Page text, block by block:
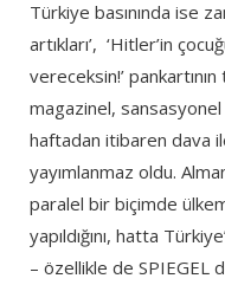
Türkiye basınında ise
artıkları’, ‘Hitler’in
vereceksin!’ pankartının
magazinel,
haftadan itibaren dava
yayımlanmaz oldu.
paralel bir biçimde
yapıldığını, hatta
– özellikle de SPIEGEL